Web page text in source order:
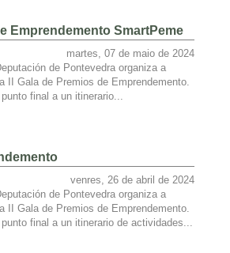
Emprendemento SmartPeme
martes, 07 de maio de 2024
de Pontevedra organiza a
II Gala de Premios de Emprendemento.
final a un itinerario...
venres, 26 de abril de 2024
de Pontevedra organiza a
II Gala de Premios de Emprendemento.
final a un itinerario de actividades...